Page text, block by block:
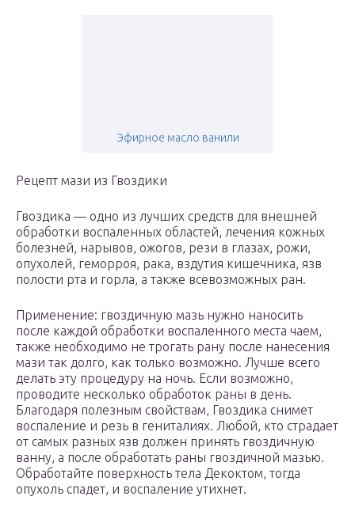
Эфирное масло ванили
Рецепт мази из Гвоздики
Гвоздика — одно из лучших средств для внешней
обработки воспаленных областей, лечения кожных
болезней, нарывов, ожогов, рези в глазах, рожи,
опухолей, геморроя, рака, вздутия кишечника, язв
полости рта и горла, а также всевозможных ран.
Применение: гвоздичную мазь нужно наносить
после каждой обработки воспаленного места чаем,
также необходимо не трогать рану после нанесения
мази так долго, как только возможно. Лучше всего
делать эту процедуру на ночь. Если возможно,
проводите несколько обработок раны в день.
Благодаря полезным свойствам, Гвоздика снимет
воспаление и резь в гениталиях. Любой, кто страдает
от самых разных язв должен принять гвоздичную
ванну, а после обработать раны гвоздичной мазью.
Обработайте поверхность тела Декоктом, тогда
опухоль спадет, и воспаление утихнет.